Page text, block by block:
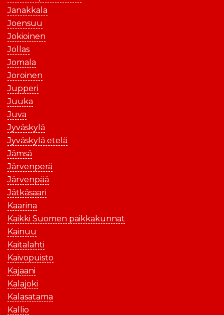
Janakkala
Joensuu
Jokioinen
Jollas
Jomala
Joroinen
Jupperi
Juuka
Juva
Jyväskylä
Jyväskylä etelä
Jämsä
Järvenperä
Järvenpää
Jätkäsaari
Kaarina
Kaikki Suomen paikkakunnat
Kainuu
Kaitalahti
Kaivopuisto
Kajaani
Kalajoki
Kalasatama
Kallio